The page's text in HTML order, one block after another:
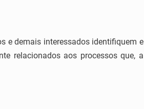
e demais interessados identifiquem e
relacionados aos processos que, a